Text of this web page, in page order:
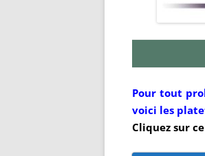
Pour tout
voici les
Cliquez sur